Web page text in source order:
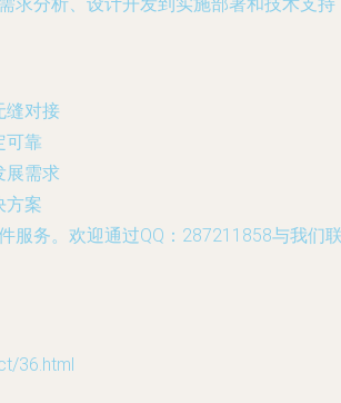
缝对接
可靠
展需求
方案
务。欢迎通过QQ：287211858与我
36.html